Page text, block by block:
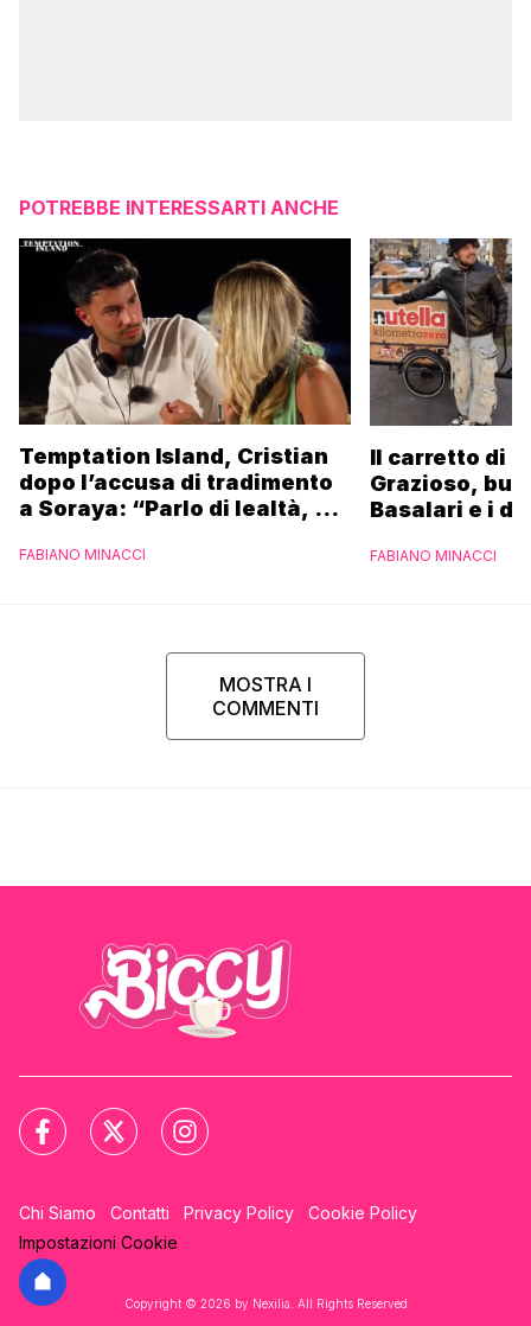
POTREBBE INTERESSARTI ANCHE
Temptation Island, Cristian
dopo l’accusa di tradimento
a Soraya: “Parlo di lealtà, ma
FABIANO MINACCI
Il carretto di
Grazioso,
Basalari e i
Ferrero”
FABIANO MINACCI
MOSTRA I
COMMENTI
Chi Siamo Contatti Privacy Policy
Cookie Policy
Impostazioni Cookie
Copyright © 2026 by Nexilia. All Rights Reserved